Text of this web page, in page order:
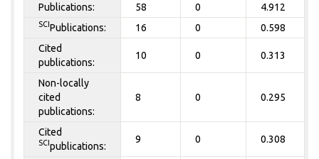
Publications: 58 0 4.912
SCI Publications: 16 0 0.598
Cited
publications:
10 0 0.313
Non-locally
cited
publications:
8 0 0.295
Cited
SCI publications:
9 0 0.308